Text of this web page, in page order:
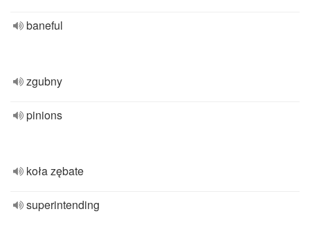
baneful
zgubny
pinions
koła zębate
superintending